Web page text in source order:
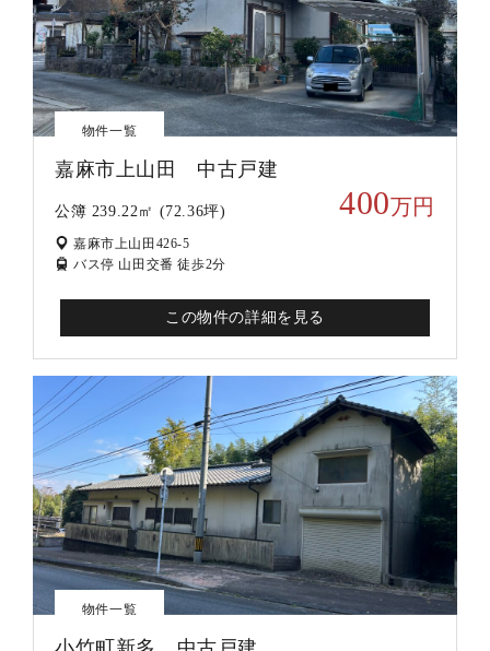
物件一覧
嘉麻市上山田 中古戸建
公簿 239.22㎡ (72.36坪) 400万円
嘉麻市上山田426-5
バス停 山田交番 徒歩2分
この物件の詳細を見る
物件一覧